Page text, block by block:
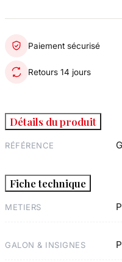
Paiement sécurisé
Retours 14 jours
Détails du produit
RÉFÉRENCE
Fiche technique
METIERS
GALON & INSIGNES